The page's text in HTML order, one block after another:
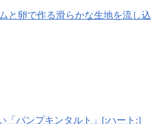
と卵で作る滑らかな生地を流し込
パンプキンタルト」[:ハート:]